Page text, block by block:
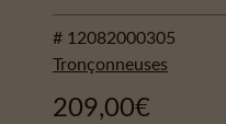
# 12082000305
Tronçonneuses
209,00€